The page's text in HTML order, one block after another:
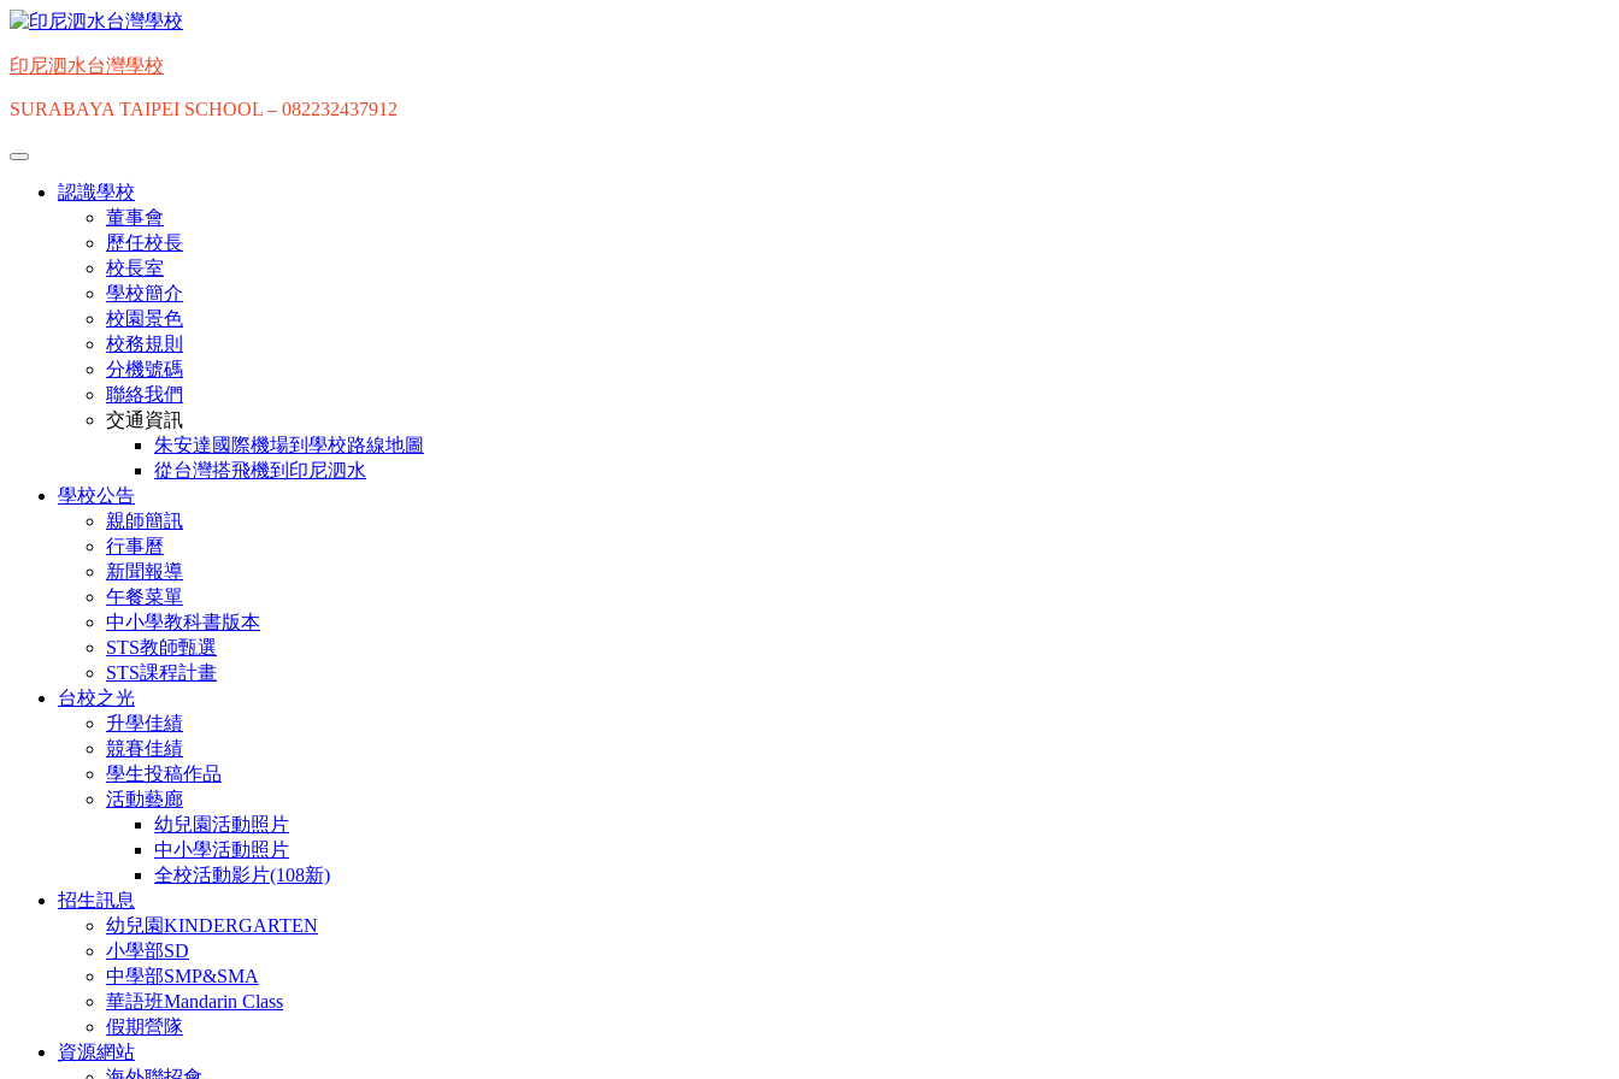
印尼泗水台灣學校
SURABAYA TAIPEI SCHOOL – 082232437912
認識學校
董事會
歷任校長
校長室
學校簡介
校園景色
校務規則
分機號碼
聯絡我們
交通資訊
朱安達國際機場到學校路線地圖
從台灣搭飛機到印尼泗水
學校公告
親師簡訊
行事曆
新聞報導
午餐菜單
中小學教科書版本
STS教師甄選
STS課程計畫
台校之光
升學佳績
競賽佳績
學生投稿作品
活動藝廊
幼兒園活動照片
中小學活動照片
全校活動影片(108新)
招生訊息
幼兒園KINDERGARTEN
小學部SD
中學部SMP&SMA
華語班Mandarin Class
假期營隊
資源網站